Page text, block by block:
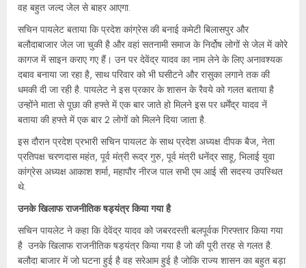
वह बहुत जल्द जेल से बाहर आएगा.
सचिन पायलेट बताया कि प्रदेश कांग्रेस की बनाई कमेटी बिलासपुर और
बलौदाबाजार जेल जा चुकी है और वहां सतनामी समाज के निर्दोष लोगों से जेल में कोरे
कागज में साइन कराए गए हैं। उन पर देवेंद्र यादव का नाम लेने के लिए अनावश्यक
दबाव बनाया जा रहा है, साथ परिवार को भी घसीटने और रासुका लगाने तक की
धमकी दी जा रही है. पायलेट ने इस प्रकार के शासन के रैवये को गलत बताया है
उन्होंने माता से पूछा की हफ्ते में एक बार जाते हो मिलने इस पर धर्मेंद्र यादव नें
बताया की हफ्ते में एक बार 2 लोगों को मिलने दिया जाता है.
इस दौरान प्रदेश प्रभारी सचिन पायलट के साथ प्रदेश अध्यक्ष दीपक बैज, नेता
प्रतिपक्ष चरणदास महंत, पूर्व मंत्री रूद्र गुरु, पूर्व मंत्री धनेंद्र साहू, भिलाई युवा
कांग्रेस अध्यक्ष आकाश शर्मा, महापौर नीरज पाल सभी एम आई सी सदस्य उपस्थित
थे.
उनके खिलाफ राजनीतिक षड्यंत्र किया गया है
सचिन पायलेट ने कहा कि देवेंद्र यादव को जबरदस्ती बलपूर्वक गिरफ्तार किया गया
है उनके खिलाफ राजनीतिक षड्यंत्र किया गया है जो की पूरी तरह से गलत है.
बलौदा बाजार में जो घटना हुई है वह सरेआम हुई है जोकि राज्य शासन का बहुत बड़ा